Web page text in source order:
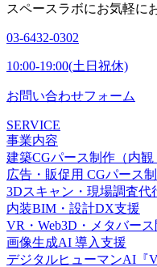
スペースラボにお気軽に
03-6432-0302
10:00-19:00(土日祝休)
お問い合わせフォーム
SERVICE
事業内容
建築CGパース制作（内観
広告・販促用 CGパース
3Dスキャン・現場調査代
内装BIM・設計DX支援
VR・Web3D・メタバース
画像生成AI 導入支援
デジタルヒューマンAI『